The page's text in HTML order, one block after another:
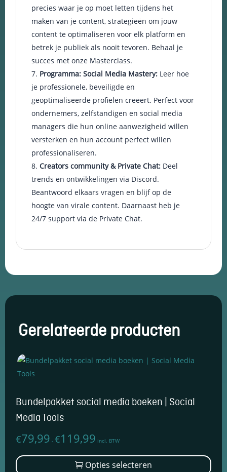
precies waar je op moet letten tijdens het
maken van je content, strategieën om jouw
content te optimaliseren voor elk platform en
betrek je publiek als nooit tevoren. Behaal je
succes met onze Masterclass.
Programma: Social Media Mastery: Leer hoe
je professionele, beveiligde en
geoptimaliseerde profielen creëert. Perfect voor
ondernemers, zelfstandigen en social media
managers die hun online aanwezigheid willen
versterken en hun account perfect willen
professionaliseren.
Creators community & Private Chat: Deel
trends en ontwikkelingen via Discord.
Beantwoord elkaars vragen en blijf op de
hoogte van virale content. Daarnaast heb je
24/7 support via de Private Chat.
Bundelpakket social media boeken | Social
Media Tools
€79,99 - €119,99
tot
incl. BTW
Opties selecteren